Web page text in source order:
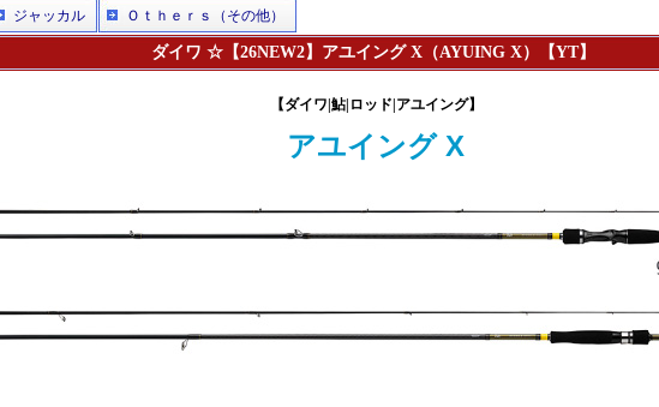
ジャッカル Ｏｔｈｅｒｓ（その他）
ダイワ ☆【26NEW2】アユイング X（AYUING X）【YT】
【ダイワ|鮎|ロッド|アユイング】
アユイング X